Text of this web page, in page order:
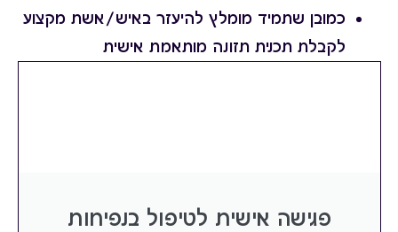
כמובן שתמיד מומלץ להיעזר באיש/אשת מקצוע
לקבלת תכנית תזונה מותאמת אישית
פגישה אישית לטיפול בנפיחות